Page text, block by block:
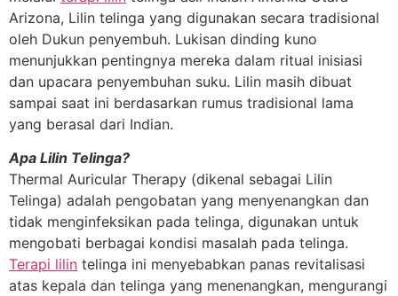
Arizona, Lilin telinga yang digunakan secara tradisional
oleh Dukun penyembuh. Lukisan dinding kuno
menunjukkan pentingnya mereka dalam ritual inisiasi
dan upacara penyembuhan suku. Lilin masih dibuat
sampai saat ini berdasarkan rumus tradisional lama
yang berasal dari Indian.
Apa Lilin Telinga?
Thermal Auricular Therapy (dikenal sebagai Lilin
Telinga) adalah pengobatan yang menyenangkan dan
tidak menginfeksikan pada telinga, digunakan untuk
mengobati berbagai kondisi masalah pada telinga.
Terapi lilin telinga ini menyebabkan panas revitalisasi
atas kepala dan telinga yang menenangkan, mengurangi